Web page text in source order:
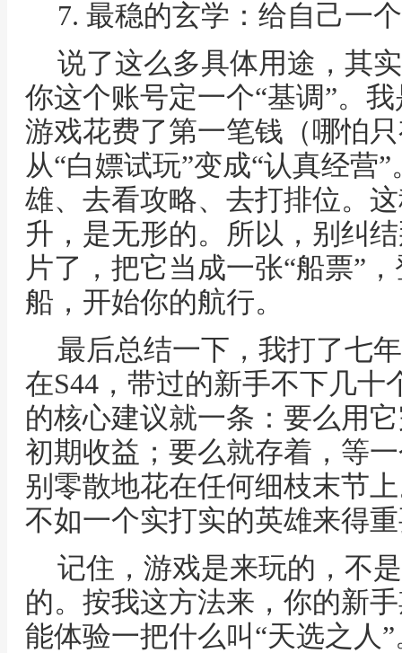
7. 最稳的玄学：给自己一
说了这么多具体用途，其
你这个账号定一个“基调”。
游戏花费了第一笔钱（哪怕
从“白嫖试玩”变成“认真经营
雄、去看攻略、去打排位。
升，是无形的。所以，别纠
片了，把它当成一张“船票”
船，开始你的航行。
最后总结一下，我打了七
在S44，带过的新手不下几
的核心建议就一条：要么用
初期收益；要么就存着，等
别零散地花在任何细枝末节
不如一个实打实的英雄来得
记住，游戏是来玩的，不
的。按我这方法来，你的新
能体验一把什么叫“天选之人